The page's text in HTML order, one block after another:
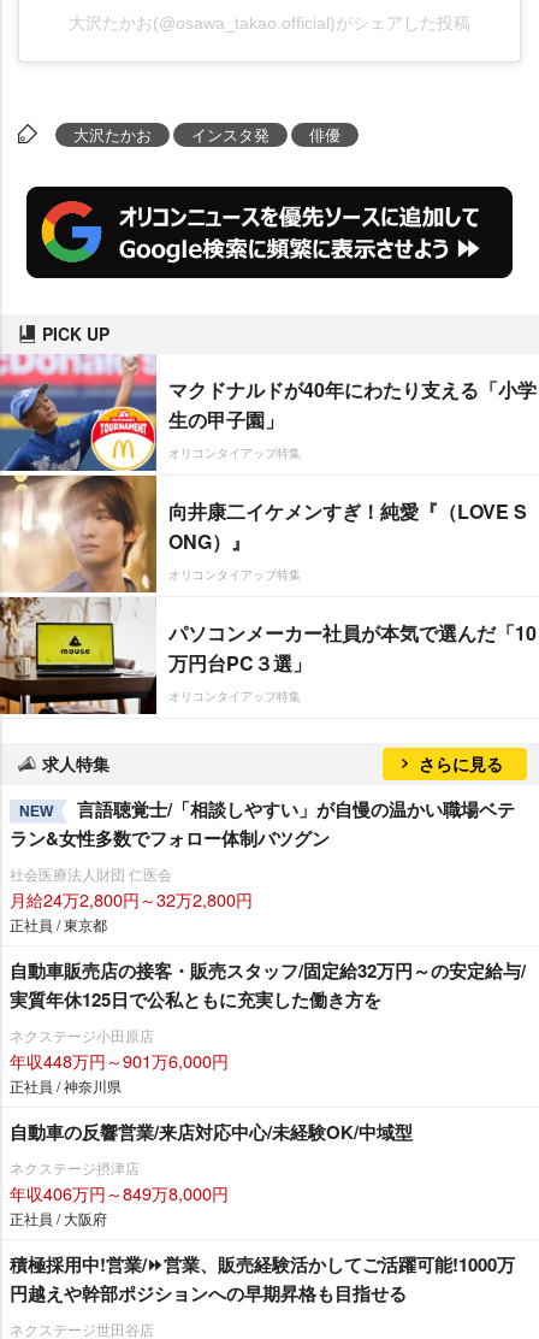
大沢たかお(@osawa_takao.official)がシェアした投稿
大沢たかお インスタ発 俳優
PICK UP
マクドナルドが40年にわたり支える「小学
生の甲子園」
オリコンタイアップ特集
向井康二イケメンすぎ！純愛『（LOVE S
ONG）』
オリコンタイアップ特集
パソコンメーカー社員が本気で選んだ「10
万円台PC３選」
オリコンタイアップ特集
求人特集 さらに見る
NEW
言語聴覚士/「相談しやすい」が自慢の温かい職場ベテ
ラン&女性多数でフォロー体制バツグン
社会医療法人財団 仁医会
月給24万2,800円～32万2,800円
正社員 / 東京都
自動車販売店の接客・販売スタッフ/固定給32万円～の安定給与/
実質年休125日で公私ともに充実した働き方を
ネクステージ小田原店
年収448万円～901万6,000円
正社員 / 神奈川県
自動車の反響営業/来店対応中心/未経験OK/中域型
ネクステージ摂津店
年収406万円～849万8,000円
正社員 / 大阪府
積極採用中!営業/⏩️営業、販売経験活かしてご活躍可能!1000万
円越えや幹部ポジションへの早期昇格も目指せる
ネクステージ世田谷店